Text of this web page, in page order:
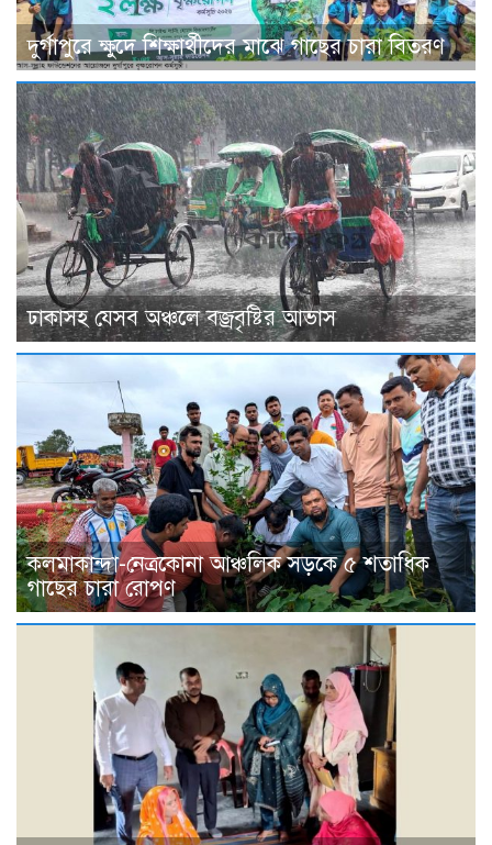
দুর্গাপুরে ক্ষুদে শিক্ষার্থীদের মাঝে গাছের চারা বিতরণ
ঢাকাসহ যেসব অঞ্চলে বজ্রবৃষ্টির আভাস
কলমাকান্দা-নেত্রকোনা আঞ্চলিক সড়কে ৫ শতাধিক
গাছের চারা রোপণ